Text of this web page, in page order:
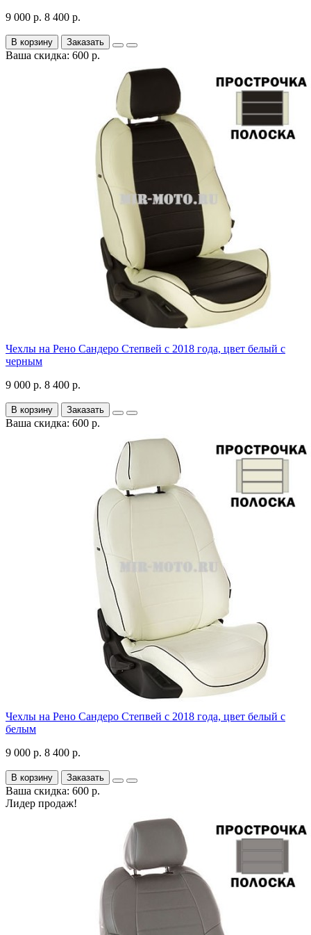
9 000 р. 8 400 р.
В корзину Заказать
Ваша скидка: 600 р.
Чехлы на Рено Сандеро Степвей с 2018 года, цвет белый с
черным
9 000 р. 8 400 р.
В корзину Заказать
Ваша скидка: 600 р.
Чехлы на Рено Сандеро Степвей с 2018 года, цвет белый с
белым
9 000 р. 8 400 р.
В корзину Заказать
Ваша скидка: 600 р.
Лидер продаж!